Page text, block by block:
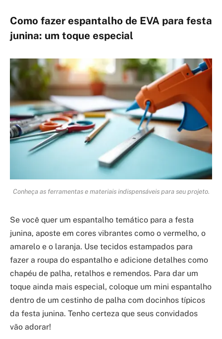
Como fazer espantalho de EVA para festa
junina: um toque especial
Conheça as ferramentas e materiais indispensáveis para seu projeto.
Se você quer um espantalho temático para a festa
junina, aposte em cores vibrantes como o vermelho, o
amarelo e o laranja. Use tecidos estampados para
fazer a roupa do espantalho e adicione detalhes como
chapéu de palha, retalhos e remendos. Para dar um
toque ainda mais especial, coloque um mini espantalho
dentro de um cestinho de palha com docinhos típicos
da festa junina. Tenho certeza que seus convidados
vão adorar!